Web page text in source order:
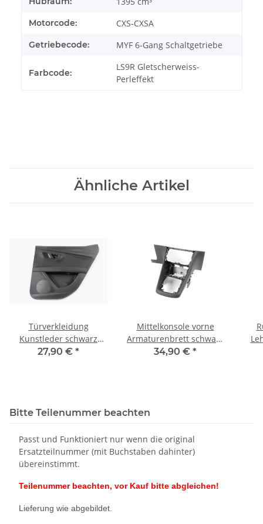
Motorcode: CXS-CXSA
Getriebecode: MYF 6-Gang Schaltgetriebe
Farbcode:
LS9R Gletscherweiss-
Perleffekt
Ähnliche Artikel
Türverkleidung
Kunstleder schwarz
hinten rechts Seat Leon
27,90 € *
Mittelkonsole vorne
Armaturenbrett schwarz
Seat Leon 5F 5F1863212-
34,90 € *
Bitte Teilenummer beachten
Passt und Funktioniert nur wenn die original
Ersatzteilnummer (mit Buchstaben dahinter)
übereinstimmt.
Teilenummer beachten, vor Kauf bitte abgleichen!
Lieferung wie abgebildet.